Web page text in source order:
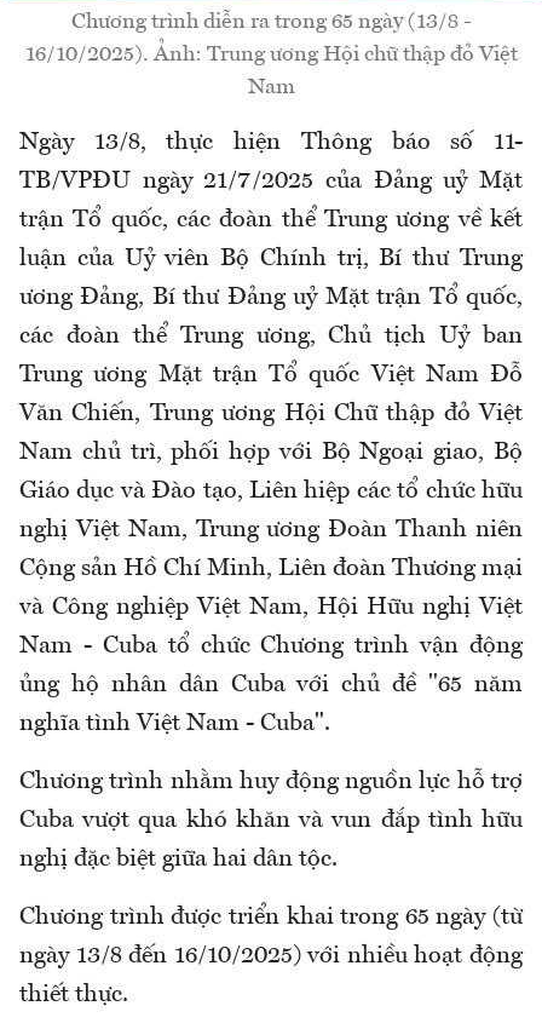
Chương trình diễn ra trong 65 ngày (13/8 -
16/10/2025). Ảnh: Trung ương Hội chữ thập đỏ Việt
Nam
Ngày 13/8, thực hiện Thông báo số 11-
TB/VPĐU ngày 21/7/2025 của Đảng uỷ Mặt
trận Tổ quốc, các đoàn thể Trung ương về kết
luận của Uỷ viên Bộ Chính trị, Bí thư Trung
ương Đảng, Bí thư Đảng uỷ Mặt trận Tổ quốc,
các đoàn thể Trung ương, Chủ tịch Uỷ ban
Trung ương Mặt trận Tổ quốc Việt Nam Đỗ
Văn Chiến, Trung ương Hội Chữ thập đỏ Việt
Nam chủ trì, phối hợp với Bộ Ngoại giao, Bộ
Giáo dục và Đào tạo, Liên hiệp các tổ chức hữu
nghị Việt Nam, Trung ương Đoàn Thanh niên
Cộng sản Hồ Chí Minh, Liên đoàn Thương mại
và Công nghiệp Việt Nam, Hội Hữu nghị Việt
Nam - Cuba tổ chức Chương trình vận động
ủng hộ nhân dân Cuba với chủ đề "65 năm
nghĩa tình Việt Nam - Cuba".
Chương trình nhằm huy động nguồn lực hỗ trợ
Cuba vượt qua khó khăn và vun đắp tình hữu
nghị đặc biệt giữa hai dân tộc.
Chương trình được triển khai trong 65 ngày (từ
ngày 13/8 đến 16/10/2025) với nhiều hoạt động
thiết thực.